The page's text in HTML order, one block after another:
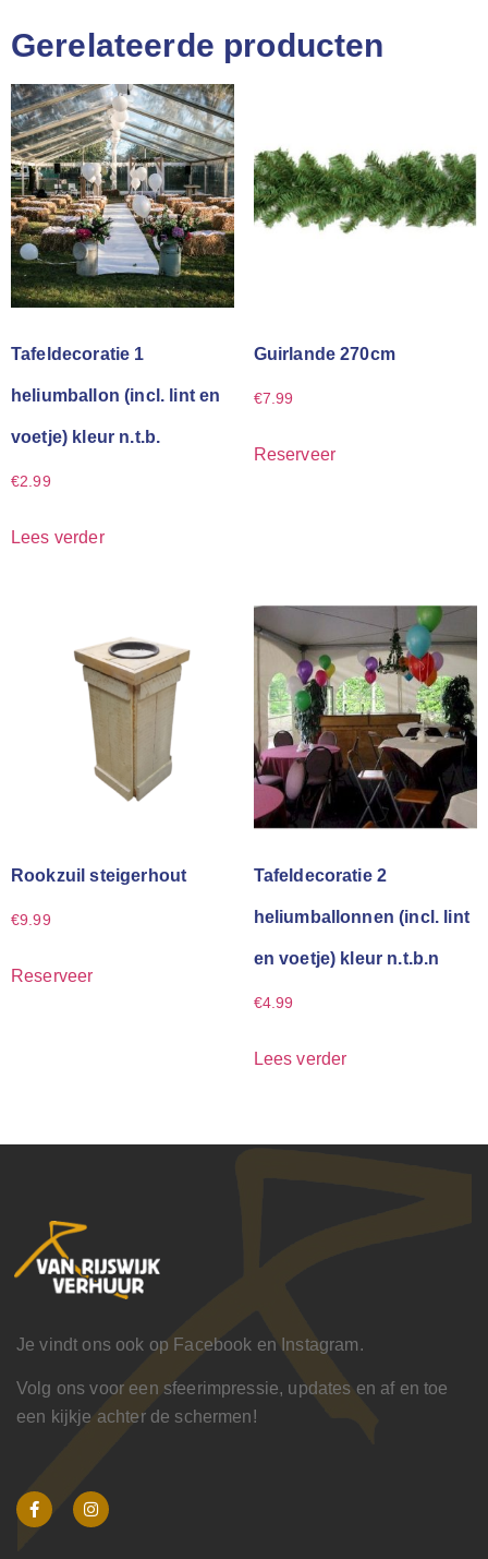
Gerelateerde producten
Tafeldecoratie 1
heliumballon (incl. lint en
voetje) kleur n.t.b.
€2.99
Lees verder
Guirlande 270cm
€7.99
Reserveer
Rookzuil steigerhout
€9.99
Reserveer
Tafeldecoratie 2
heliumballonnen (incl. lint
en voetje) kleur n.t.b.n
€4.99
Lees verder
Je vindt ons ook op Facebook en Instagram.
Volg ons voor een sfeerimpressie, updates en af en toe
een kijkje achter de schermen!